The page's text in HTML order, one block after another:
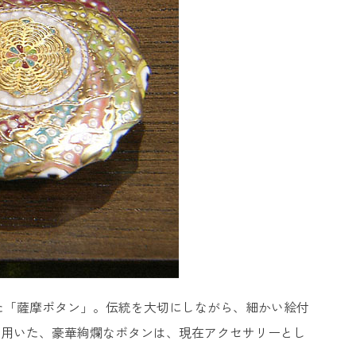
薩摩ボタン」。伝統を大切にしながら、細かい絵付
いた、豪華絢爛なボタンは、現在アクセサリーとし